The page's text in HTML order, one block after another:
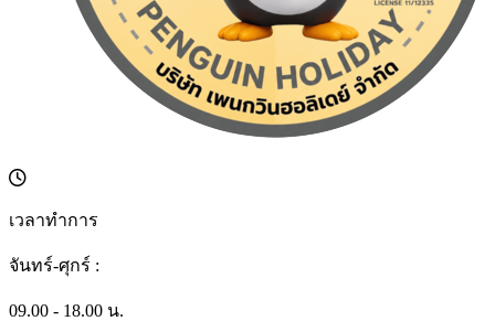
เวลาทำการ
จันทร์-ศุกร์ :
09.00 - 18.00 น.